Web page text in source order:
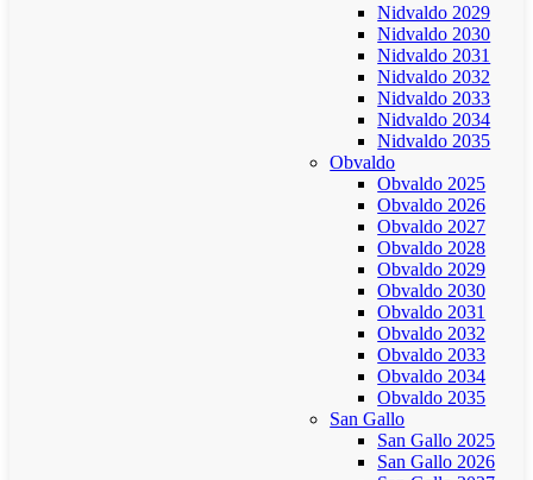
Nidvaldo 2029
Nidvaldo 2030
Nidvaldo 2031
Nidvaldo 2032
Nidvaldo 2033
Nidvaldo 2034
Nidvaldo 2035
Obvaldo
Obvaldo 2025
Obvaldo 2026
Obvaldo 2027
Obvaldo 2028
Obvaldo 2029
Obvaldo 2030
Obvaldo 2031
Obvaldo 2032
Obvaldo 2033
Obvaldo 2034
Obvaldo 2035
San Gallo
San Gallo 2025
San Gallo 2026